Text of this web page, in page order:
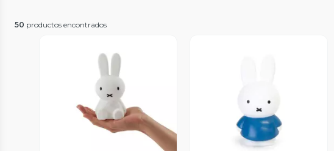
50 productos encontrados
Vista Previa Vista Previa